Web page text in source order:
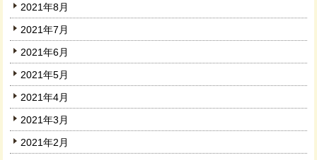
2021年8月
2021年7月
2021年6月
2021年5月
2021年4月
2021年3月
2021年2月